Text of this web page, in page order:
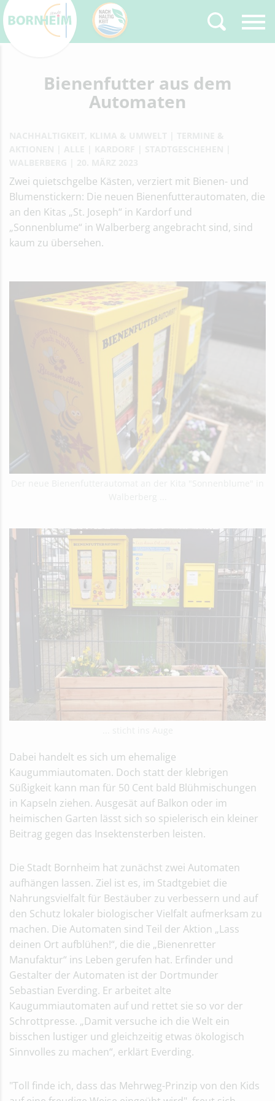
Zurück
Type 2 or more
characters for results.
Bienenfutter aus dem
Automaten
Zwei quietschgelbe Kästen, verziert mit Bienen- und
Blumenstickern: Die neuen Bienenfutterautomaten, die
an den Kitas „St. Joseph“ in Kardorf und
„Sonnenblume“ in Walberberg angebracht sind, sind
kaum zu übersehen.
Dabei handelt es sich um ehemalige
Kaugummiautomaten. Doch statt der klebrigen
Süßigkeit kann man für 50 Cent bald Blühmischungen
in Kapseln ziehen. Ausgesät auf Balkon oder im
heimischen Garten lässt sich so spielerisch ein kleiner
Beitrag gegen das Insektensterben leisten.
Die Stadt Bornheim hat zunächst zwei Automaten
aufhängen lassen. Ziel ist es, im Stadtgebiet die
Nahrungsvielfalt für Bestäuber zu verbessern und auf
den Schutz lokaler biologischer Vielfalt aufmerksam zu
machen. Die Automaten sind Teil der Aktion „Lass
deinen Ort aufblühen!“, die die „Bienenretter
Manufaktur“ ins Leben gerufen hat. Erfinder und
Gestalter der Automaten ist der Dortmunder
Sebastian Everding. Er arbeitet alte
Kaugummiautomaten auf und rettet sie so vor der
Schrottpresse. „Damit versuche ich die Welt ein
bisschen lustiger und gleichzeitig etwas ökologisch
Sinnvolles zu machen“, erklärt Everding.
"Toll finde ich, dass das Mehrweg-Prinzip von den Kids